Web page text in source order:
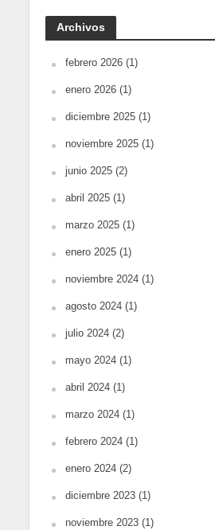
Archivos
febrero 2026(1)
enero 2026(1)
diciembre 2025(1)
noviembre 2025(1)
junio 2025(2)
abril 2025(1)
marzo 2025(1)
enero 2025(1)
noviembre 2024(1)
agosto 2024(1)
julio 2024(2)
mayo 2024(1)
abril 2024(1)
marzo 2024(1)
febrero 2024(1)
enero 2024(2)
diciembre 2023(1)
noviembre 2023(1)